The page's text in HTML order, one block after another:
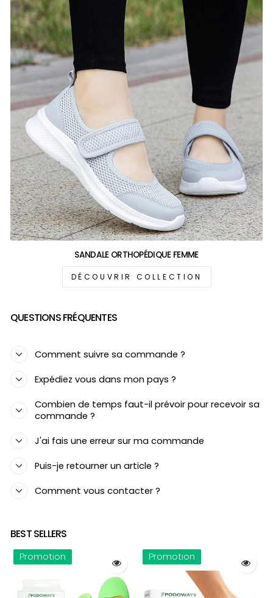
SANDALE ORTHOPÉDIQUE FEMME
DÉCOUVRIR COLLECTION
QUESTIONS FRÉQUENTES
Comment suivre sa commande ?
Expédiez vous dans mon pays ?
Combien de temps faut-il prévoir pour recevoir sa
commande ?
J'ai fais une erreur sur ma commande
Puis-je retourner un article ?
Comment vous contacter ?
BEST SELLERS
Promotion Promotion